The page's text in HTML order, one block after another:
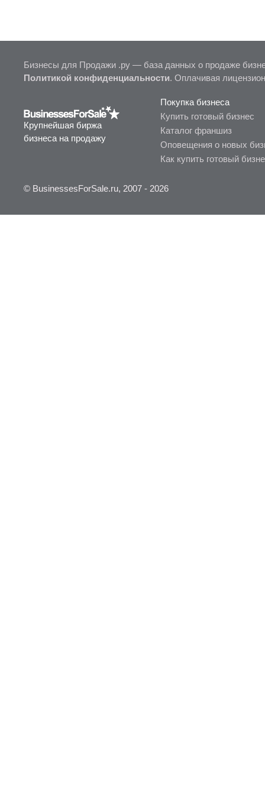
Бизнесы для Продажи .ру — база данных о продаже
Политикой конфиденциальности. Оплачивая
Крупнейшая биржа
бизнеса на продажу
Покупка бизнеса
Купить готовый бизнес
Каталог франшиз
Оповещения о новых
Как купить готовый
© BusinessesForSale.ru, 2007 - 2026